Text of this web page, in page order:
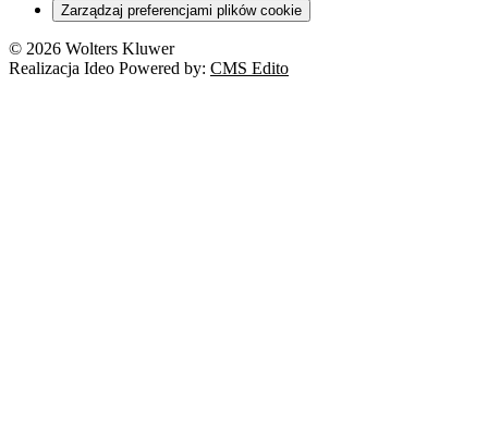
Zarządzaj preferencjami plików cookie
© 2026 Wolters Kluwer
Realizacja Ideo Powered by: CMS Edito